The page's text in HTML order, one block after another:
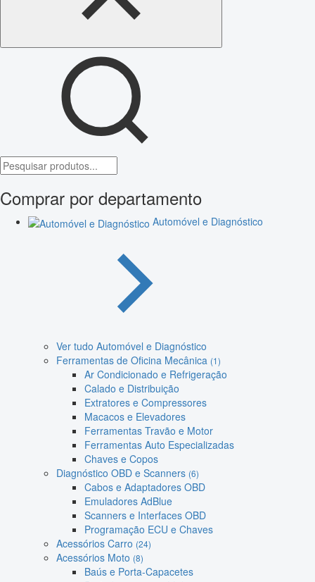
Comprar por departamento
Automóvel e Diagnóstico
Ver tudo Automóvel e Diagnóstico
Ferramentas de Oficina Mecânica (1)
Ar Condicionado e Refrigeração
Calado e Distribuição
Extratores e Compressores
Macacos e Elevadores
Ferramentas Travão e Motor
Ferramentas Auto Especializadas
Chaves e Copos
Diagnóstico OBD e Scanners (6)
Cabos e Adaptadores OBD
Emuladores AdBlue
Scanners e Interfaces OBD
Programação ECU e Chaves
Acessórios Carro (24)
Acessórios Moto (8)
Baús e Porta-Capacetes